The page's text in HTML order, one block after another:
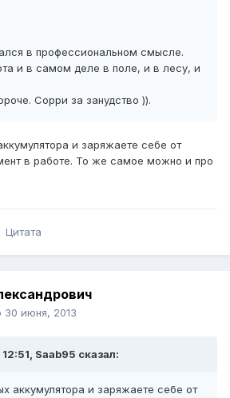
в профессиональном смысле.
и в самом деле в поле, и в лесу, и
Сорри за занудство )).
и заряжаете себе от
в работе. То же самое можно и про
Цитата
30 июня, 2013
Saab95 сказал:
аккумулятора и заряжаете себе от